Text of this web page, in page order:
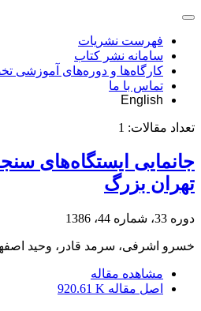
فهرست نشریات
سامانه نشر کتاب
کارگاه‌ها و دوره‌های آموزشی
تماس با ما
English
تعداد مقالات: 1
جانمایی ایستگاه‌های
تهران بزرگ
دوره 33، شماره 44، 1386
خسرو اشرفی، سرمد قادر، وحید
مشاهده مقاله
اصل مقاله 920.61 K